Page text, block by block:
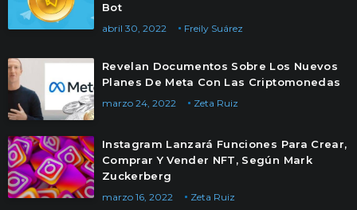
Bot
Freily Suárez
abril 30, 2022
Revelan Documentos Sobre Los Nuevos
Planes De Meta Con Las Criptomonedas
Zeta Ruiz
marzo 24, 2022
Instagram Lanzará Funciones Para Crear,
Comprar Y Vender NFT, Según Mark
Zuckerberg
Zeta Ruiz
marzo 16, 2022